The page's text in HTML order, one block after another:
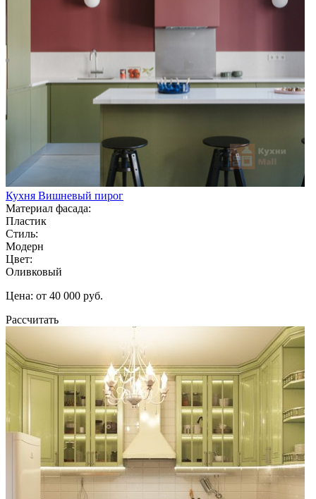
Кухня Вишневый пирог
Материал фасада:
Пластик
Стиль:
Модерн
Цвет:
Оливковый
Цена: от 40 000 руб.
Рассчитать